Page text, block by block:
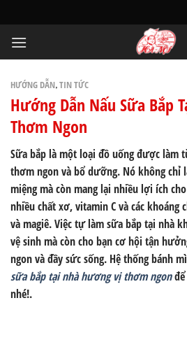
to
content
HƯỚNG DẪN,TIN TỨC
Hướng Dẫn Nấu Sữa Bắp
Thơm Ngon
Sữa bắp là một loại đồ uống được làm
thơm ngon và bổ dưỡng. Nó không chỉ
miệng mà còn mang lại nhiều lợi ích
nhiều chất xơ, vitamin C và các khoáng
và magiê. Việc tự làm sữa bắp tại nhà
vệ sinh mà còn cho bạn cơ hội tận
ngon và đầy sức sống. Hệ thống bánh
sữa bắp tại nhà hương vị thơm ngonđể
nhé!.